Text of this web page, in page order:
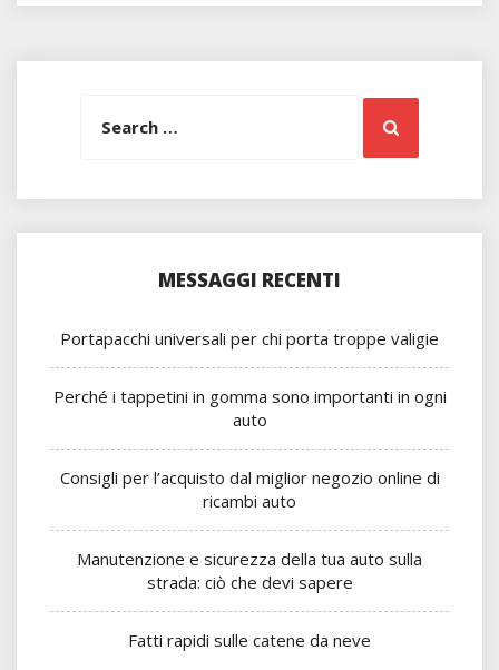
Search
MESSAGGI RECENTI
Portapacchi universali per chi porta troppe valigie
Perché i tappetini in gomma sono importanti in ogni
auto
Consigli per l’acquisto dal miglior negozio online di
ricambi auto
Manutenzione e sicurezza della tua auto sulla
strada: ciò che devi sapere
Fatti rapidi sulle catene da neve